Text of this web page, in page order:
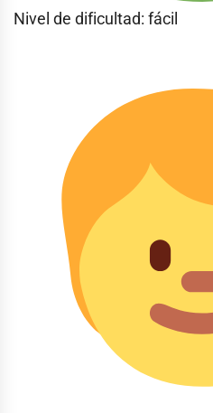
Nivel de dificultad: fácil